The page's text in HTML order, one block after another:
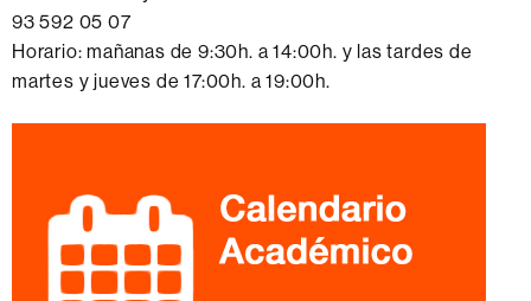
93 592 05 07
Horario: mañanas de 9:30h. a 14:00h. y las tardes de
martes y jueves de 17:00h. a 19:00h.
Información